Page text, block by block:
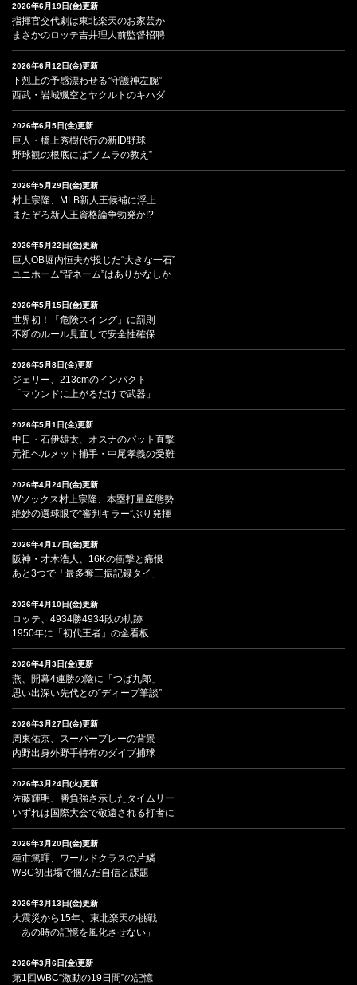
2026年6月19日(金)更新
指揮官交代劇は東北楽天のお家芸か
まさかのロッテ吉井理人前監督招聘
2026年6月12日(金)更新
下剋上の予感漂わせる“守護神左腕”
西武・岩城颯空とヤクルトのキハダ
2026年6月5日(金)更新
巨人・橋上秀樹代行の新ID野球
野球観の根底には“ノムラの教え”
2026年5月29日(金)更新
村上宗隆、MLB新人王候補に浮上
またぞろ新人王資格論争勃発か!?
2026年5月22日(金)更新
巨人OB堀内恒夫が投じた“大きな一石”
ユニホーム“背ネーム”はありかなしか
2026年5月15日(金)更新
世界初！「危険スイング」に罰則
不断のルール見直しで安全性確保
2026年5月8日(金)更新
ジェリー、213cmのインパクト
「マウンドに上がるだけで武器」
2026年5月1日(金)更新
中日・石伊雄太、オスナのバット直撃
元祖ヘルメット捕手・中尾孝義の受難
2026年4月24日(金)更新
Wソックス村上宗隆、本塁打量産態勢
絶妙の選球眼で“審判キラー”ぶり発揮
2026年4月17日(金)更新
阪神・才木浩人、16Kの衝撃と痛恨
あと3つで「最多奪三振記録タイ」
2026年4月10日(金)更新
ロッテ、4934勝4934敗の軌跡
1950年に「初代王者」の金看板
2026年4月3日(金)更新
燕、開幕4連勝の陰に「つば九郎」
思い出深い先代との“ディープ筆談”
2026年3月27日(金)更新
周東佑京、スーパープレーの背景
内野出身外野手特有のダイブ捕球
2026年3月24日(火)更新
佐藤輝明、勝負強さ示したタイムリー
いずれは国際大会で敬遠される打者に
2026年3月20日(金)更新
種市篤暉、ワールドクラスの片鱗
WBC初出場で掴んだ自信と課題
2026年3月13日(金)更新
大震災から15年、東北楽天の挑戦
「あの時の記憶を風化させない」
2026年3月6日(金)更新
第1回WBC“激動の19日間”の記憶